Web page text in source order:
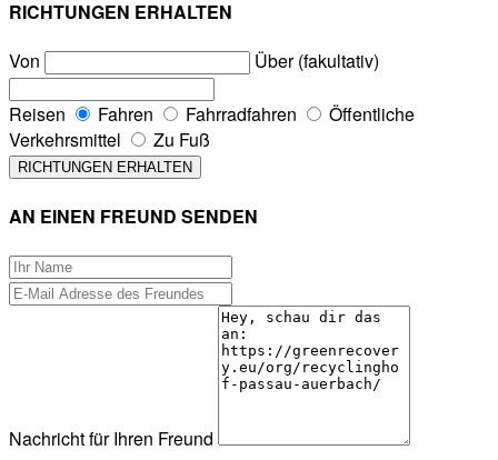
RICHTUNGEN ERHALTEN
Von
Über (fakultativ)
Reisen Fahren Fahrradfahren
Öffentliche
Verkehrsmittel
Zu Fuß
AN EINEN FREUND SENDEN
Nachricht für Ihren Freund